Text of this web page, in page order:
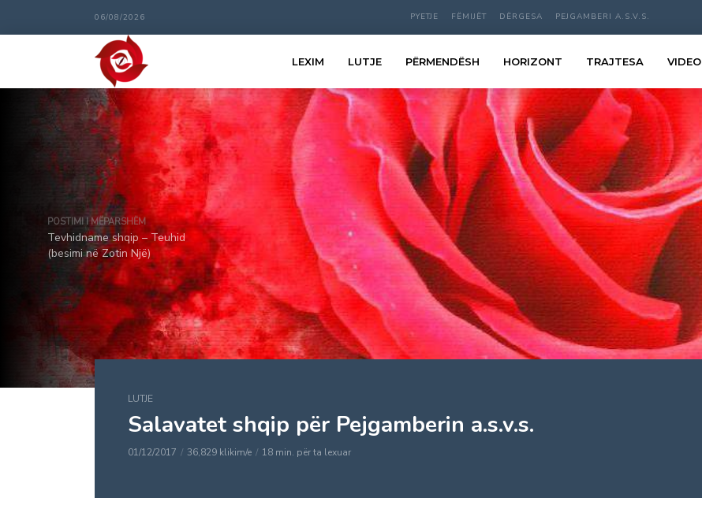
06/08/2026 PYETJE FËMIJËT DËRGESA PEJGAMBERI A.S.V.S.
LEXIM LUTJE PËRMENDËSH HORIZONT TRAJTESA VIDEO
POSTIMI I MËPARSHËM
Tevhidname shqip – Teuhid
(besimi në Zotin Një)
LUTJE
Salavatet shqip për Pejgamberin a.s.v.s.
01/12/2017 36,829 klikim/e 18 min. për ta lexuar